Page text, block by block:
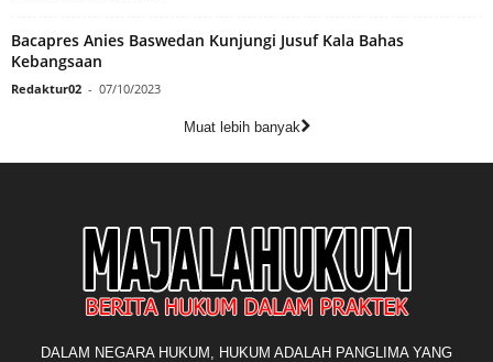
Bacapres Anies Baswedan Kunjungi Jusuf Kala Bahas
Kebangsaan
Redaktur02 - 07/10/2023
Muat lebih banyak
DALAM NEGARA HUKUM, HUKUM ADALAH PANGLIMA YANG